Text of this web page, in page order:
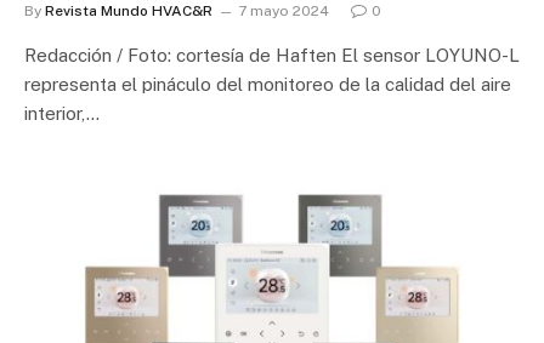
By Revista Mundo HVAC&R 7 mayo 2024 0
Redacción / Foto: cortesía de Haften El sensor LOYUNO-L
representa el pináculo del monitoreo de la calidad del aire
interior,…